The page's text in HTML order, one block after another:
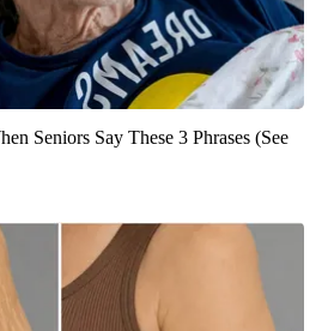
Seniors Say These 3 Phrases (See